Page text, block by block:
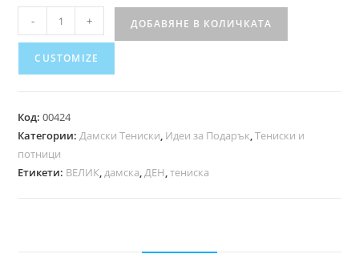
- + ДОБАВЯНЕ В КОЛИЧКАТА
CUSTOMIZE
Код:00424
Категории:Дамски Тениски, Идеи за Подарък,Тениски и
потници
Етикети: ВЕЛИК,дамска,ДЕН,тениска